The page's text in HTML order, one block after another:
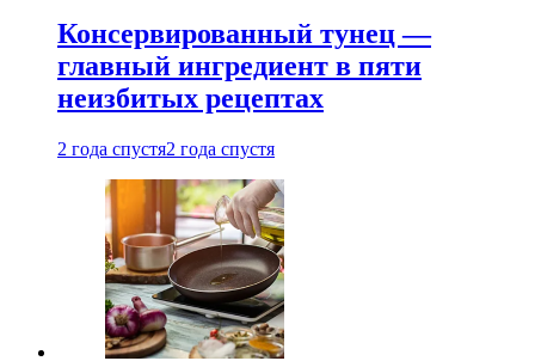
Консервированный тунец —
главный ингредиент в пяти
неизбитых рецептах
2 года спустя2 года спустя